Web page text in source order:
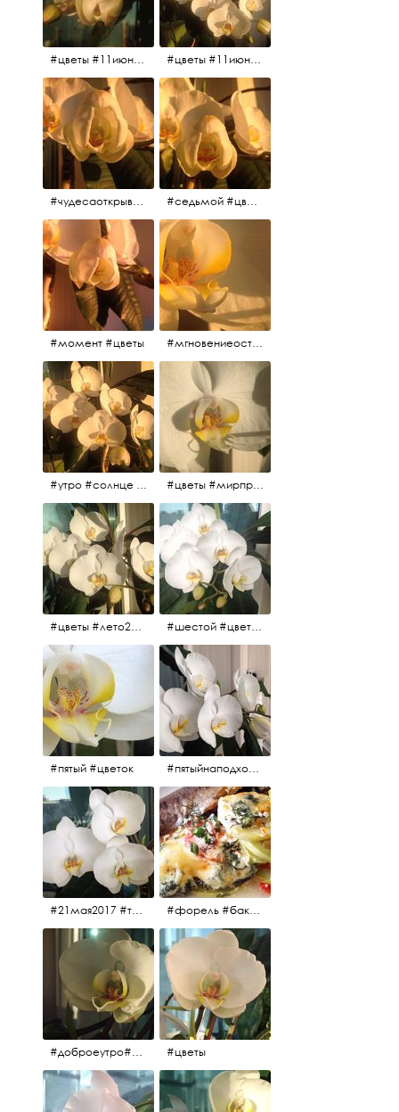
#цветы #11июня2017 #цветы #11июня2017
#чудесаоткрываются #красота #чудоприроды #нежность #цветы #прекрасное #седьмой #цветы #жизньналоджии
#момент #цветы #мгновениеостановись #прекрасныймомент #жаждарасцвета
#утро #солнце #белыеночи2017 #санктпетербург #цветы #седьмойпошёл #цветы #мирпрекрасен #пятьутра
#цветы #лето2017 #седьмойнаподходе #шестой #всегодевять #шестой #цветыцветут #цветы #лето2017 #летнийснег
#пятый #цветок #пятыйнаподходе# цветы #весна2017
#21мая2017 #трио #цветы #форель #баклажаны #помидоры #завтрак
#доброеутро#май#солнце#цветы #майсолнцецветы #цветы